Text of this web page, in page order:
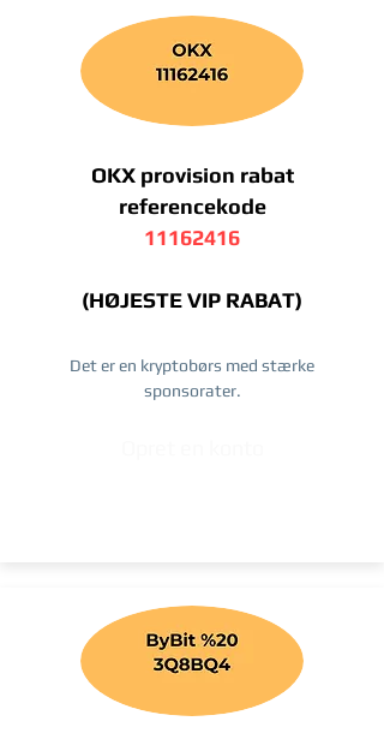
OKX provision rabat
referencekode
11162416
(HØJESTE VIP RABAT)
Det er en kryptobørs med stærke
sponsorater.